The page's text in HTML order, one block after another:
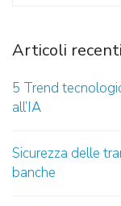
Articoli recenti
5 Trend
all’IA
Sicurezza delle
banche